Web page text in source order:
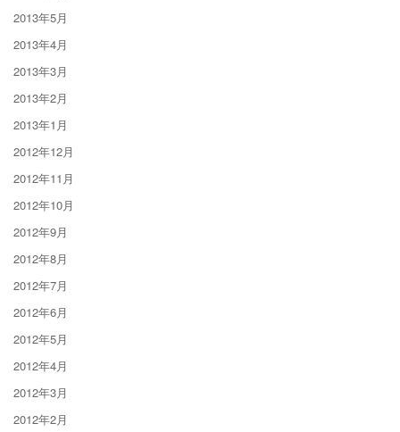
2013年5月
2013年4月
2013年3月
2013年2月
2013年1月
2012年12月
2012年11月
2012年10月
2012年9月
2012年8月
2012年7月
2012年6月
2012年5月
2012年4月
2012年3月
2012年2月